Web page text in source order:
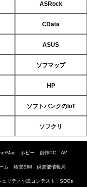
ASRock
CData
ASUS
ソフマップ
HP
ソフトバンクのIoT
ソフクリ
Mac ホビー 自作PC AV
ム 格安SIM 倶楽部情報局
ュリティ小説コンテスト SDGs